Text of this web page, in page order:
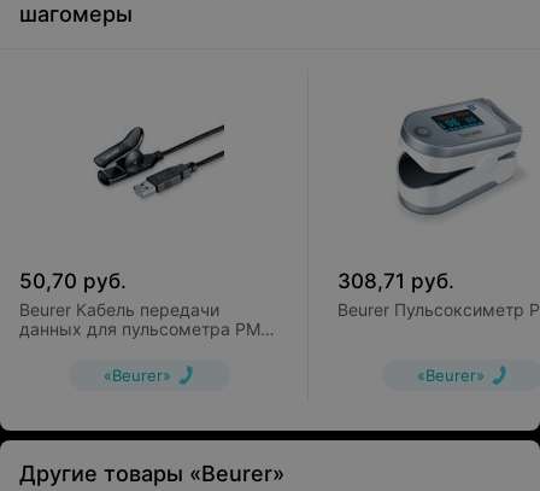
шагомеры
50,70 руб.
Beurer Кабель передачи
данных для пульсометра PM
«Beurer»
308,71 руб.
Beurer Пульсоксиметр
«Beurer»
Другие товары «Beurer»